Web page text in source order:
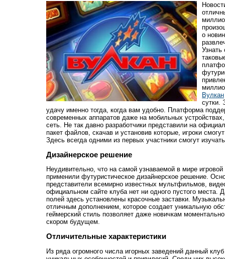
о
Узнать
Вулкан
сутки.
удачу именно тогда, когда вам удобно. Платформа
современных аппаратов даже на мобильных
сеть. Не так давно разработчики представили на
пакет файлов, скачав и установив которые, игроки
Здесь всегда одними из первых участники смогут
Дизайнерское решение
Неудивительно, что на самой узнаваемой в мире
применили футуристическое дизайнерское решение.
представители всемирно известных мультфильмов,
официальном сайте клуба нет ни одного пустого места.
полей здесь установлены красочные заставки.
отличным дополнением, которое создает уникальную
геймерский стиль позволяет даже новичкам
скором будущем.
Отличительные характеристики
Из ряда огромного числа игорных заведений данный